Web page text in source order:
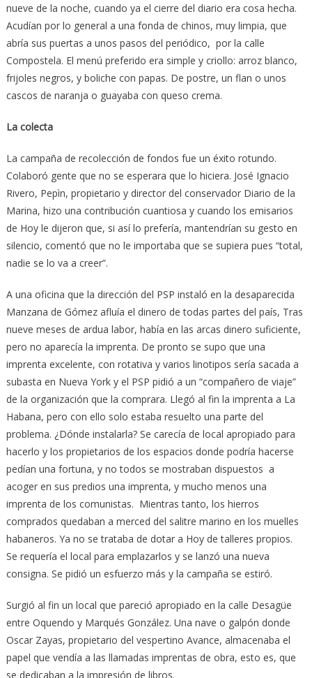
nueve de la noche, cuando ya el cierre del diario era cosa hecha.
Acudían por lo general a una fonda de chinos, muy limpia, que
abría sus puertas a unos pasos del periódico, por la calle
Compostela. El menú preferido era simple y criollo: arroz blanco,
frijoles negros, y boliche con papas. De postre, un flan o unos
cascos de naranja o guayaba con queso crema.
La colecta
La campaña de recolección de fondos fue un éxito rotundo.
Colaboró gente que no se esperara que lo hiciera. José Ignacio
Rivero, Pepìn, propietario y director del conservador Diario de la
Marina, hizo una contribución cuantiosa y cuando los emisarios
de Hoy le dijeron que, si así lo prefería, mantendrían su gesto en
silencio, comentó que no le importaba que se supiera pues “total,
nadie se lo va a creer”.
A una oficina que la dirección del PSP instaló en la desaparecida
Manzana de Gómez afluía el dinero de todas partes del país, Tras
nueve meses de ardua labor, había en las arcas dinero suficiente,
pero no aparecía la imprenta. De pronto se supo que una
imprenta excelente, con rotativa y varios linotipos sería sacada a
subasta en Nueva York y el PSP pidió a un “compañero de viaje”
de la organización que la comprara. Llegó al fin la imprenta a La
Habana, pero con ello solo estaba resuelto una parte del
problema. ¿Dónde instalarla? Se carecía de local apropiado para
hacerlo y los propietarios de los espacios donde podría hacerse
pedían una fortuna, y no todos se mostraban dispuestos a
acoger en sus predios una imprenta, y mucho menos una
imprenta de los comunistas. Mientras tanto, los hierros
comprados quedaban a merced del salitre marino en los muelles
habaneros. Ya no se trataba de dotar a Hoy de talleres propios.
Se requería el local para emplazarlos y se lanzó una nueva
consigna. Se pidió un esfuerzo más y la campaña se estiró.
Surgió al fin un local que pareció apropiado en la calle Desagüe
entre Oquendo y Marqués González. Una nave o galpón donde
Oscar Zayas, propietario del vespertino Avance, almacenaba el
papel que vendía a las llamadas imprentas de obra, esto es, que
se dedicaban a la impresión de libros.